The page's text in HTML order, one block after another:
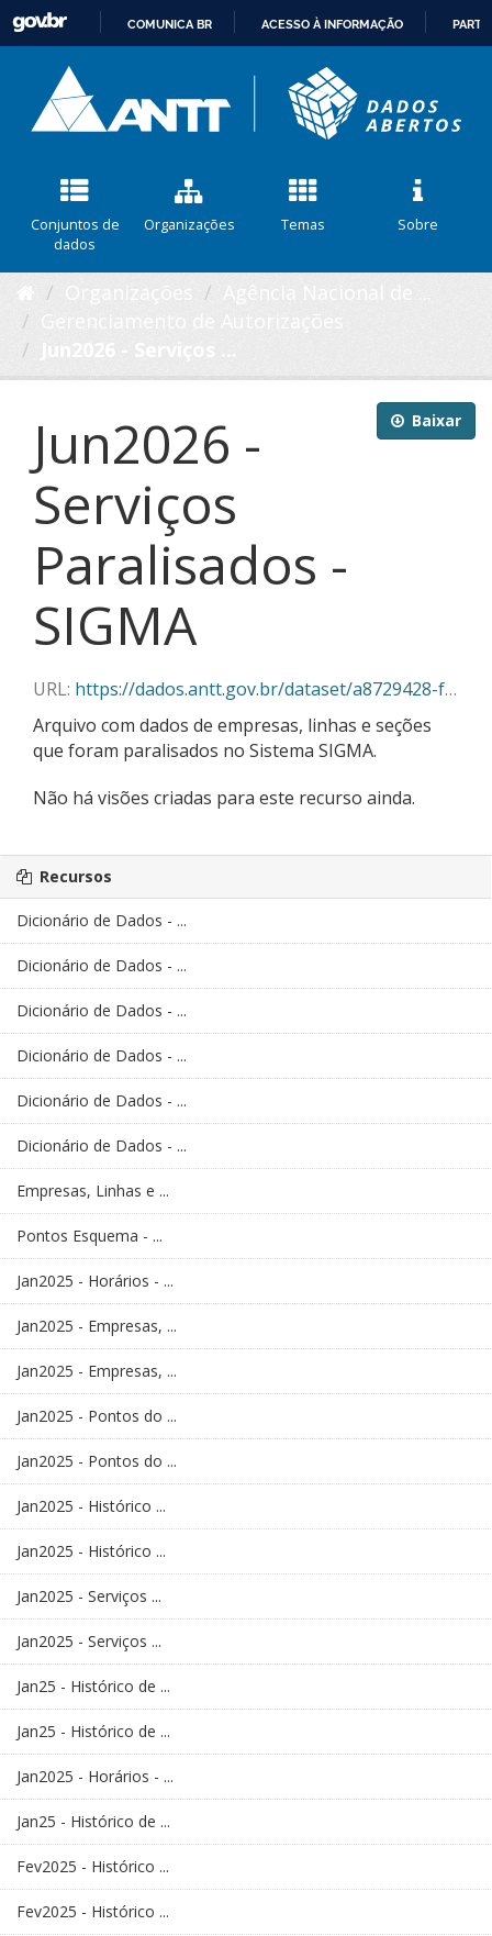
CONTEÚDO
COMUNICA BR ACESSO À INFORMAÇÃO
Conjuntos de
dados
Organizações Temas Sobre
Baixar
Jun2026 -
Serviços
Paralisados -
SIGMA
URL: https://dados.antt.gov.br/dataset/a8729428-f382-430c-abe5-6e5f85aa9a03/resource/c17ee436-d158-46fe-bad9-3c63bfe14447/download/06-2026_servicos_paralisados_sigma.csv
Arquivo com dados de empresas, linhas e seções
que foram paralisados no Sistema SIGMA.
Não há visões criadas para este recurso ainda.
Recursos
Dicionário de Dados - ...
Dicionário de Dados - ...
Dicionário de Dados - ...
Dicionário de Dados - ...
Dicionário de Dados - ...
Dicionário de Dados - ...
Empresas, Linhas e ...
Pontos Esquema - ...
Jan2025 - Horários - ...
Jan2025 - Empresas, ...
Jan2025 - Empresas, ...
Jan2025 - Pontos do ...
Jan2025 - Pontos do ...
Jan2025 - Histórico ...
Jan2025 - Histórico ...
Jan2025 - Serviços ...
Jan2025 - Serviços ...
Jan25 - Histórico de ...
Jan25 - Histórico de ...
Jan2025 - Horários - ...
Jan25 - Histórico de ...
Fev2025 - Histórico ...
Fev2025 - Histórico ...